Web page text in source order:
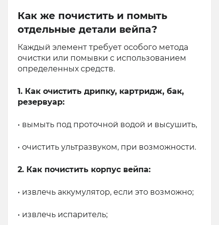
Как же почистить и помыть
отдельные детали вейпа?
Каждый элемент требует особого метода
очистки или помывки с использованием
определенных средств.
1. Как очистить дрипку, картридж, бак,
резервуар:
• вымыть под проточной водой и высушить,
• очистить ультразвуком, при возможности.
2. Как почистить корпус вейпа:
• извлечь аккумулятор, если это возможно;
• извлечь испаритель;